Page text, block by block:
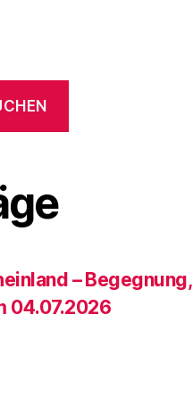
– Begegnung,
04.07.2026